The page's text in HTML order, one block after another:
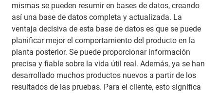
mismas se pueden resumir en bases de datos, creando
así una base de datos completa y actualizada. La
ventaja decisiva de esta base de datos es que se puede
planificar mejor el comportamiento del producto en la
planta posterior. Se puede proporcionar información
precisa y fiable sobre la vida útil real. Además, ya se han
desarrollado muchos productos nuevos a partir de los
resultados de las pruebas. Para el cliente, esto significa